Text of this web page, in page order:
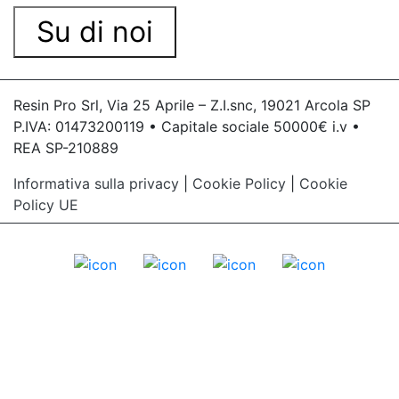
Su di noi
Resin Pro Srl, Via 25 Aprile – Z.I.snc, 19021 Arcola SP
P.IVA: 01473200119 • Capitale sociale 50000€ i.v •
REA SP-210889
Informativa sulla privacy
Cookie Policy
Cookie
Policy UE